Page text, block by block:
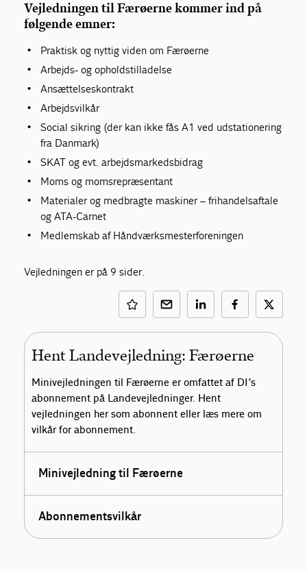
Vejledningen til Færøerne kommer ind på
følgende emner:
Praktisk og nyttig viden om Færøerne
Arbejds- og opholdstilladelse
Ansættelseskontrakt
Arbejdsvilkår
Social sikring (der kan ikke fås A1 ved udstationering
fra Danmark)
SKAT og evt. arbejdsmarkedsbidrag
Moms og momsrepræsentant
Materialer og medbragte maskiner – frihandelsaftale
og ATA-Carnet
Medlemskab af Håndværksmesterforeningen
Vejledningen er på 9 sider.
Hent Landevejledning: Færøerne
Minivejledningen til Færøerne er omfattet af DI’s
abonnement på Landevejledninger. Hent
vejledningen her som abonnent eller læs mere om
vilkår for abonnement.
Minivejledning til Færøerne
Abonnementsvilkår